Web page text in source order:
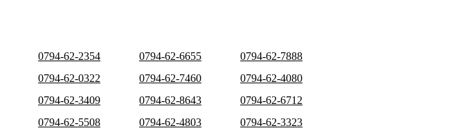
0794-62-2354 0794-62-6655
0794-62-7888
0794-62-0322 0794-62-7460
0794-62-4080
0794-62-3409 0794-62-8643
0794-62-6712
0794-62-5508 0794-62-4803
0794-62-3323